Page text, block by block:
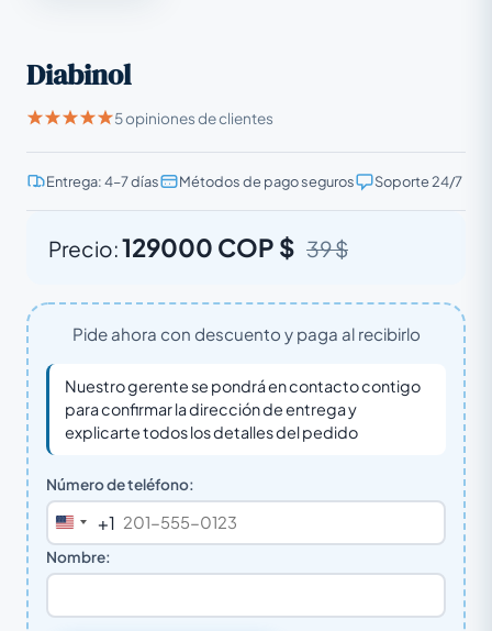
Diabinol
5 opiniones de clientes
Entrega: 4–7 días Métodos de pago seguros Soporte 24/7
Precio:129000 COP $ 39 $
Pide ahora con descuento y paga al recibirlo
Nuestro gerente se pondrá en contacto contigo
para confirmar la dirección de entrega y
explicarte todos los detalles del pedido
Número de teléfono:
United
States
+1
Nombre: